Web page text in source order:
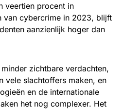
veertien procent in
van cybercrime in 2023, blijft
aanzienlijk hoger dan
zichtbare verdachten,
vele slachtoffers maken, en
en de internationale
het nog complexer. Het